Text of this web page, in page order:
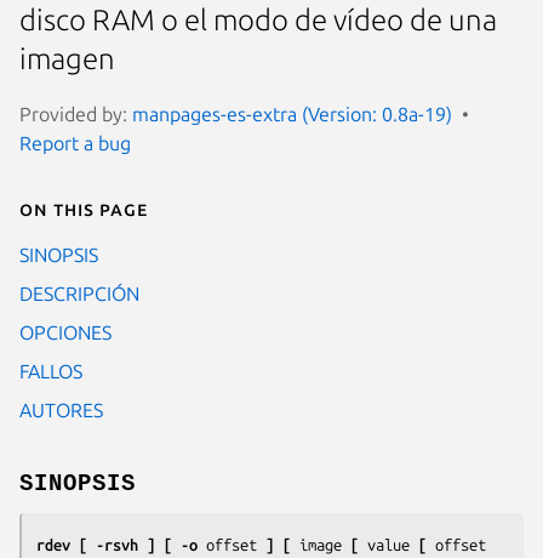
disco RAM o el modo de vídeo de una
imagen
Provided by: manpages-es-extra (Version: 0.8a-19)
Report a bug
On this page
SINOPSIS
DESCRIPCIÓN
OPCIONES
FALLOS
AUTORES
SINOPSIS
rdev [ -rsvh ] [ -o offset ] [ image [ value [ offset